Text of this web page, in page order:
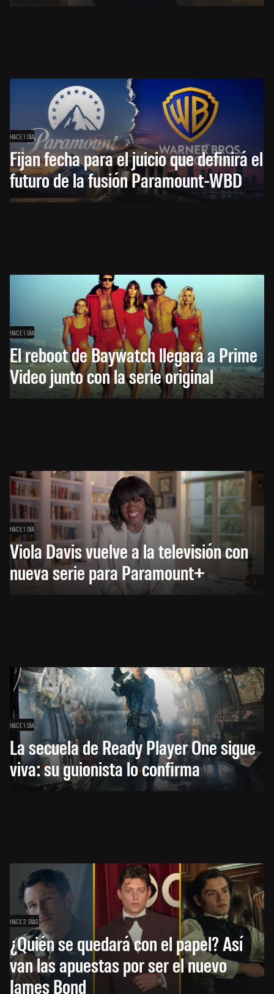
HACE 1 DÍA
Fijan fecha para el juicio que definirá el
futuro de la fusión Paramount-WBD
HACE 1 DÍA
El reboot de Baywatch llegará a Prime
Video junto con la serie original
HACE 1 DÍA
Viola Davis vuelve a la televisión con
nueva serie para Paramount+
HACE 1 DÍA
La secuela de Ready Player One sigue
viva: su guionista lo confirma
HACE 2 DÍAS
¿Quién se quedará con el papel? Así
van las apuestas por ser el nuevo
James Bond